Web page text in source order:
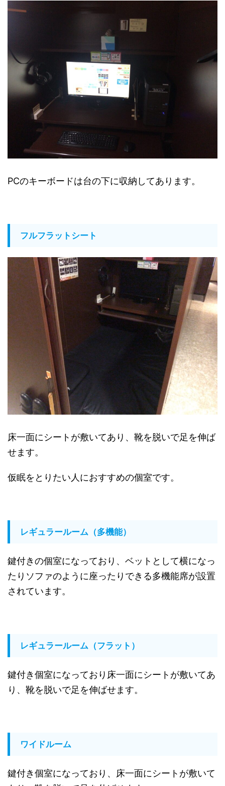
PCのキーボードは台の下に収納してあります。
フルフラットシート
床一面にシートが敷いてあり、靴を脱いで足を伸ば
せます。
仮眠をとりたい人におすすめの個室です。
レギュラールーム（多機能）
鍵付きの個室になっており、ベットとして横になっ
たりソファのように座ったりできる多機能席が設置
されています。
レギュラールーム（フラット）
鍵付き個室になっており床一面にシートが敷いてあ
り、靴を脱いで足を伸ばせます。
ワイドルーム
鍵付き個室になっており、床一面にシートが敷いて